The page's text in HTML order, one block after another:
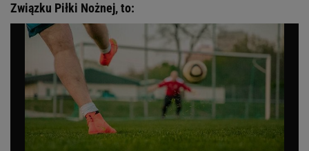
Związku Piłki Nożnej, to: